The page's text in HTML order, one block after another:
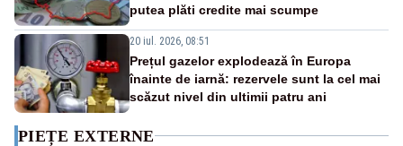
putea plăti credite mai scumpe
20 iul. 2026, 08:51
Prețul gazelor explodează în Europa
înainte de iarnă: rezervele sunt la cel mai
scăzut nivel din ultimii patru ani
PIEȚE EXTERNE